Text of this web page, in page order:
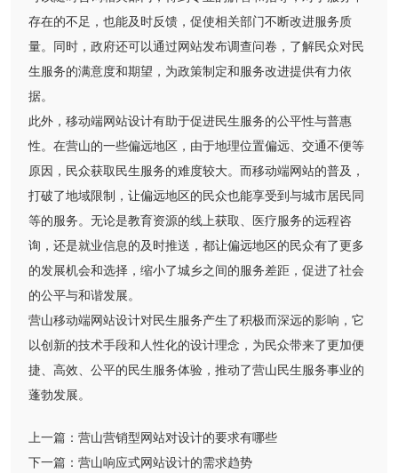
存在的不足，也能及时反馈，促使相关部门不断改进服务质
量。同时，政府还可以通过网站发布调查问卷，了解民众对民
生服务的满意度和期望，为政策制定和服务改进提供有力依
据。
此外，移动端网站设计有助于促进民生服务的公平性与普惠
性。在营山的一些偏远地区，由于地理位置偏远、交通不便等
原因，民众获取民生服务的难度较大。而移动端网站的普及，
打破了地域限制，让偏远地区的民众也能享受到与城市居民同
等的服务。无论是教育资源的线上获取、医疗服务的远程咨
询，还是就业信息的及时推送，都让偏远地区的民众有了更多
的发展机会和选择，缩小了城乡之间的服务差距，促进了社会
的公平与和谐发展。
营山移动端网站设计对民生服务产生了积极而深远的影响，它
以创新的技术手段和人性化的设计理念，为民众带来了更加便
捷、高效、公平的民生服务体验，推动了营山民生服务事业的
蓬勃发展。
上一篇： 营山营销型网站对设计的要求有哪些
下一篇： 营山响应式网站设计的需求趋势